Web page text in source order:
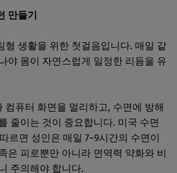
만들기
형 생활을 위한 첫걸음입니다. 매일 같
야 몸이 자연스럽게 일정한 리듬을 유
컴퓨터 화면을 멀리하고, 수면에 방해
줄이는 것이 중요합니다. 미국 수면
르면 성인은 매일 7~9시간의 수면이
은 피로뿐만 아니라 면역력 약화와 비
주의해야 합니다.